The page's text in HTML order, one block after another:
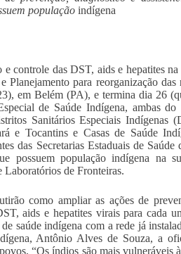
população indígena
e controle das DST, aids e hepatites
Planejamento para reorganização
em Belém (PA), e termina dia 26
de Saúde Indígena, ambas
Sanitários Especiais Indígenas
e Tocantins e Casas de Saúde
das Secretarias Estaduais de
possuem população indígena na
Laboratórios de Fronteiras.
como ampliar as ações de
aids e hepatites virais para cada
saúde indígena com a rede já
Antônio Alves de Souza, a
“Os índios são mais